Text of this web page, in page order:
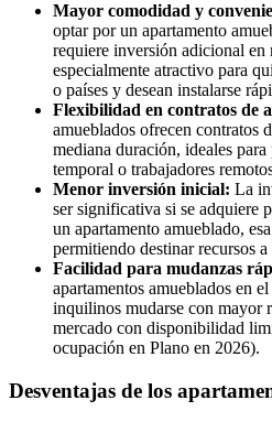
Mayor comodidad y
optar por un apartamento
requiere inversión adicional
especialmente atractivo para
o países y desean instalarse
Flexibilidad en contratos de
amueblados ofrecen contratos
mediana duración, ideales
temporal o trabajadores
Menor inversión inicial: La
ser significativa si se adquiere
un apartamento amueblado,
permitiendo destinar recursos
Facilidad para mudanzas
apartamentos amueblados en
inquilinos mudarse con mayor
mercado con disponibilidad
ocupación en Plano en 2026).
Desventajas de los